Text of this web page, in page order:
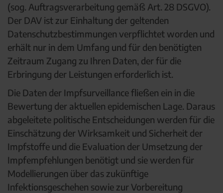
(sog. Auftragsverarbeitung gemäß Art. 28 DSGVO).
Der DAV ist zur Einhaltung der geltenden
Datenschutzbestimmungen verpflichtet worden und
erhält nur in dem Umfang und für den benötigten
Zeitraum Zugang zu Ihren Daten, der für die
Erbringung der Leistungen erforderlich ist.
Die Daten der Impfsurveillance fließen ein in die
Bewertung der aktuellen epidemischen Lage. Daraus
abgeleitete politische Entscheidungen werden für die
Einschätzung der Wirksamkeit und Sicherheit der
Impfstoffe und die Evaluation der Umsetzung der
Impfempfehlungen benötigt und sie werden für
Modellierungen über das zukünftige
Infektionsgeschehen sowie zur Vorbereitung